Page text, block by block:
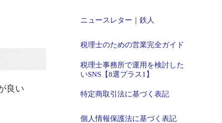
良い
ニュースレター｜鉄人
税理士のための営業完全ガイド
税理士事務所で運用を検討した
いSNS【8選プラス1】
特定商取引法に基づく表記
個人情報保護法に基づく表記